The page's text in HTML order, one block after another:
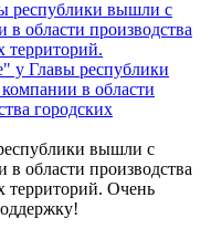
у Главы республики
в области
городских
вышли с
области производства
территорий. Очень